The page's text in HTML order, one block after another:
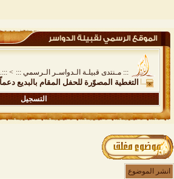
::: مـنتدى قبيلـة الـدواسـر الـرسمي ::: >
:::.
التغطية المصوّرة للحفل المقام بالبديع
التسجيل
انشر الموضوع